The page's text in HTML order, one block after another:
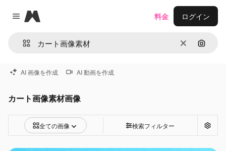
Close menu
Magnific
消去 画像で
料金 ログイン
AI 画像を作成 AI 動画を作成
カート画像素材画像
全ての画像 検索フィルター